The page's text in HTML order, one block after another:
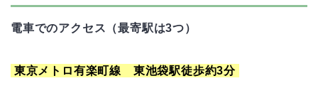
電車でのアクセス（最寄駅は3つ）
東京メトロ有楽町線 東池袋駅徒歩約3分